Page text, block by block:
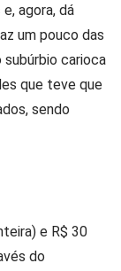
agora, dá
um pouco das
carioca
que teve que
sendo
e R$ 30
do